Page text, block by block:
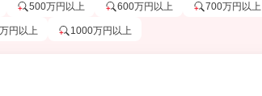
500万円以上 600万円以上 700万円以上
円以上 1000万円以上